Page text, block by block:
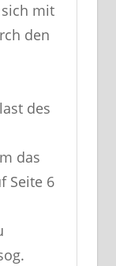
mit
den
des
das
Seite 6